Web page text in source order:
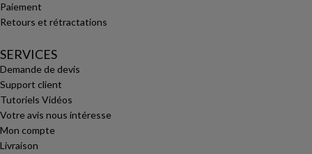
Paiement
Retours et rétractations
SERVICES
Demande de devis
Support client
Tutoriels Vidéos
Votre avis nous intéresse
Mon compte
Livraison